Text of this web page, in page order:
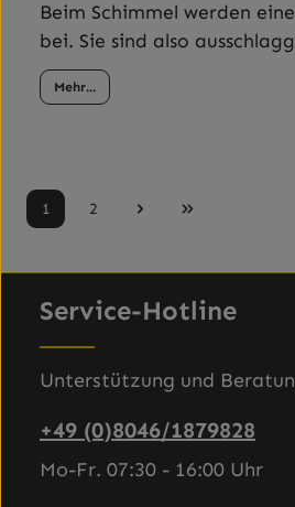
Beim Schimmel werden
bei. Sie sind also
Mehr...
Seite
1
Seite
2
Service-Hotline
Unterstützung und
+49 (0)8046/1879828
Mo-Fr. 07:30 - 16:00 Uhr